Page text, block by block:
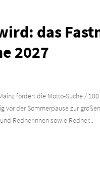
das
2027
fördert die Motto-Suche /
vor der Sommerpause zur
Rednerinnen sowie Redner...